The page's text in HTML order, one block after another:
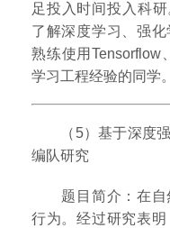
足投入时间投入科
了解深度学习、强
熟练使用Tensorflow
学习工程经验的同学
（5）基于深度强
编队研究
题目简介：在自
行为。经过研究表